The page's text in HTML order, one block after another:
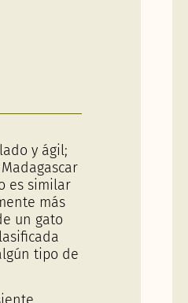
y ágil;
es similar
más
un gato
tipo de